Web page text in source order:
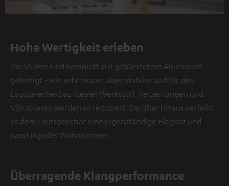
Hohe Wertigkeit erleben
Die Säulen sind komplett aus gebürstetem Aluminium
gefertigt – ein sehr teurer, aber stabiler und für den
Lautsprecherbau idealer Werkstoff. Verzerrungen und
Vibrationen werden so reduziert. Darüber hinaus verleiht
es dem Lautsprecher eine eigenständige Eleganz und
passt in jedes Wohnzimmer.
Überragende Klangperformance